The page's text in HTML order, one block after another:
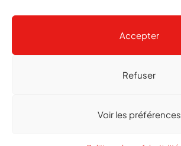
Accepter
Refuser
Voir les préférences
© 2026 echo Magazine